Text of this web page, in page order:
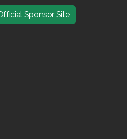
Sponsor Site
Malaysia)